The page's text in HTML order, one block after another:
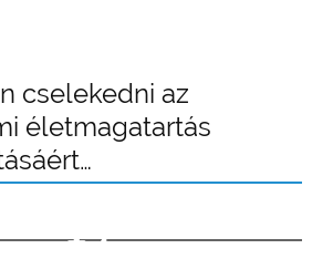
cselekedni az
életmagatartás
4